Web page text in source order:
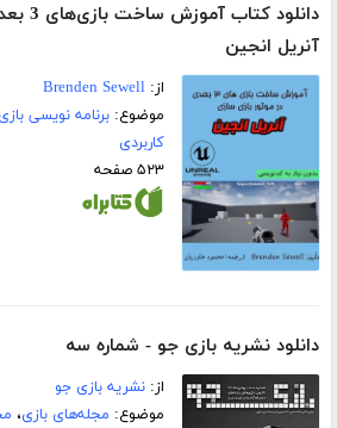
آنریل انجین
از:Brenden Sewell
موضوع:برنامه نویسی
کاربردی
۵۲۳ صفحه
دانلود نشریه بازی جو - شماره سه
از:نشریه بازی جو
موضوع: مجله‌های بازی،